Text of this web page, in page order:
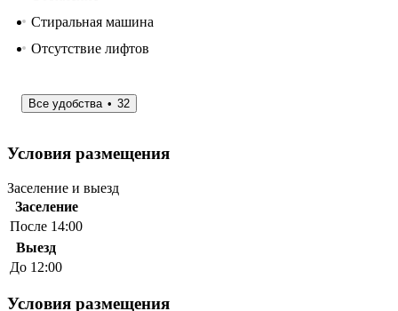
Стиральная машина
Отсутствие лифтов
Все удобства 32
Условия размещения
Заселение и выезд
Заселение
После 14:00
Выезд
До 12:00
Условия размещения